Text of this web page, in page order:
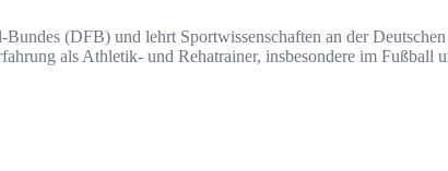
(DFB) und lehrt Sportwissenschaften an der
als Athletik- und Rehatrainer, insbesondere im Fußball